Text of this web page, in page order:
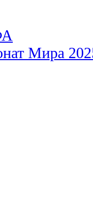
Мира